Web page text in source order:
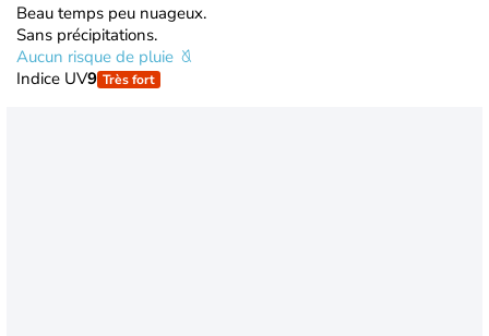
Beau temps peu nuageux.
Sans précipitations.
Aucun risque de pluie
Indice UV9 Très fort